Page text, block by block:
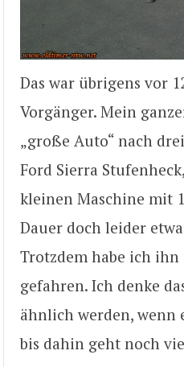
Das war übrigens vor
Vorgänger. Mein
„große Auto“ nach
Ford Sierra
kleinen Maschine mit
Dauer doch leider
Trotzdem habe ich ihn
gefahren. Ich denke
ähnlich werden, wenn
bis dahin geht noch